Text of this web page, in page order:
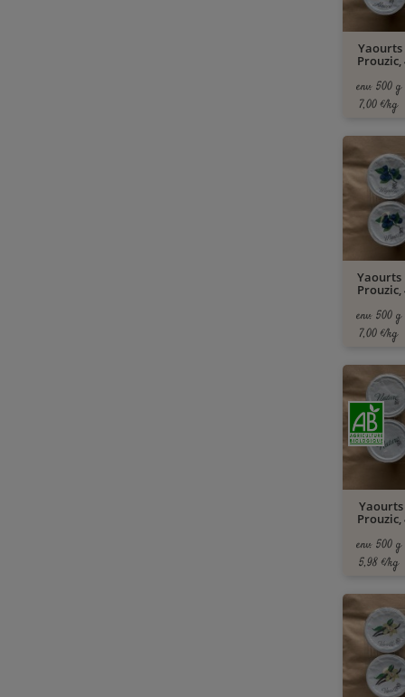
Prouzic,
env. 500 g
7,00 €/kg
Prouzic,
env. 500 g
7,00 €/kg
Prouzic,
env. 500 g
5,98 €/kg